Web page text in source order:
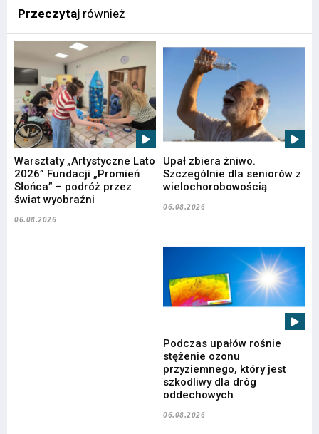
Przeczytaj również
Warsztaty „Artystyczne Lato
2026” Fundacji „Promień
Słońca” – podróż przez
świat wyobraźni
06.08.2026
Upał zbiera żniwo.
Szczególnie dla seniorów z
wielochorobowością
06.08.2026
Podczas upałów rośnie
stężenie ozonu
przyziemnego, który jest
szkodliwy dla dróg
oddechowych
06.08.2026